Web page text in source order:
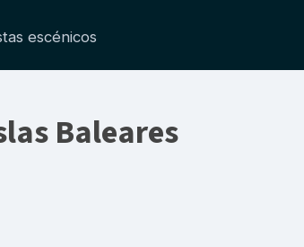
escénicos
Baleares